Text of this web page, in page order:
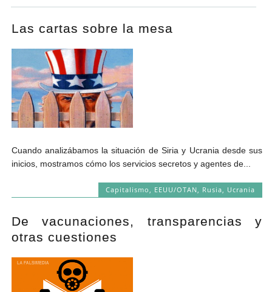
Andrés Vázquez de Sola
Las cartas sobre la mesa
Cuando analizábamos la situación de Siria y Ucrania desde sus
inicios, mostramos cómo los servicios secretos y agentes de...
Capitalismo EEUU/OTAN Rusia Ucrania
De vacunaciones, transparencias y
otras cuestiones